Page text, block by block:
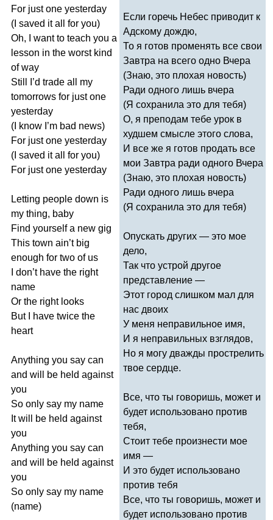
For just one yesterday
( saved it all for you)
Oh, want to teach you a
lesson in the worst kind
of way
Still
’d trade all
my
tomorrows for just one
yesterday
( know ’m bad news)
For just one yesterday
( saved it all for you)
For just one yesterday
Letting people down is
my thing, baby
Find yourself a new gig
This town ain’t big
enough for two of us
don’t have the right
name
Or the right looks
But
have twice the
heart
Anything you say can
and will be held against
you
So only say my name
It will be held against
you
Anything you say can
and will be held against
you
So only say my name
(name)
Если горечь Небес приводит к
Адскому дождю,
То я готов променять все свои
Завтра на всего одно Вчера
(Знаю, это плохая новость)
Ради одного лишь вчера
(Я сохранила это для тебя)
О, я преподам тебе урок в
худшем смысле этого слова,
И все же я готов продать все
мои Завтра ради одного Вчера
(Знаю, это плохая новость)
Ради одного лишь вчера
(Я сохранила это для тебя)
Опускать других — это мое
дело,
Так что устрой другое
представление —
Этот город слишком мал для
нас двоих
У меня неправильное имя,
И я неправильных взглядов,
Но я могу дважды прострелить
твое сердце.
Все, что ты говоришь, может и
будет использовано против
тебя,
Стоит тебе произнести мое
имя —
И это будет использовано
против тебя
Все, что ты говоришь, может и
будет использовано против